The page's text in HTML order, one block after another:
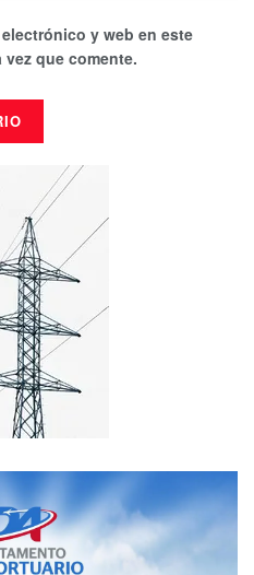
y web en este
que comente.